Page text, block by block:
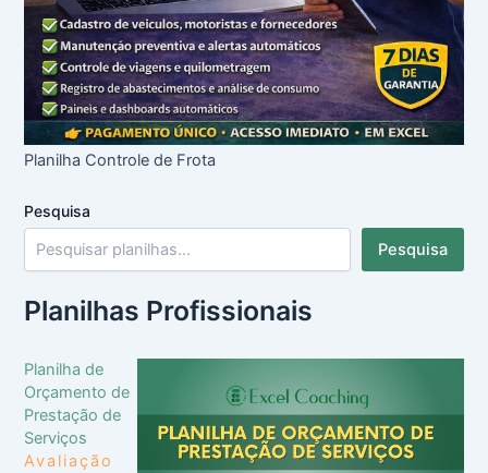
Planilha Controle de Frota
Pesquisa
Pesquisa
Planilhas Profissionais
Planilha de
Orçamento de
Prestação de
Serviços
Avaliação